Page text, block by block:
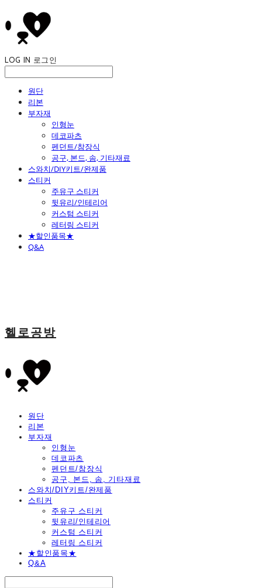
LOG IN 로그인
원단
리본
부자재
인형눈
데코파츠
펜던트/참장식
공구, 본드, 솜, 기타재료
스와치/DIY키트/완제품
스티커
주유구 스티커
뒷유리/인테리어
커스텀 스티커
레터링 스티커
★할인품목★
Q&A
헬로공방
원단
리본
부자재
인형눈
데코파츠
펜던트/참장식
공구, 본드, 솜, 기타재료
스와치/DIY키트/완제품
스티커
주유구 스티커
뒷유리/인테리어
커스텀 스티커
레터링 스티커
★할인품목★
Q&A